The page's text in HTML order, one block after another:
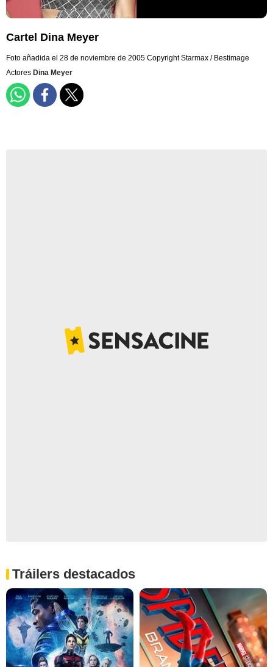
Cartel Dina Meyer
Foto añadida el 28 de noviembre de 2005 Copyright Starmax / Bestimage
Actores Dina Meyer
Tráilers destacados